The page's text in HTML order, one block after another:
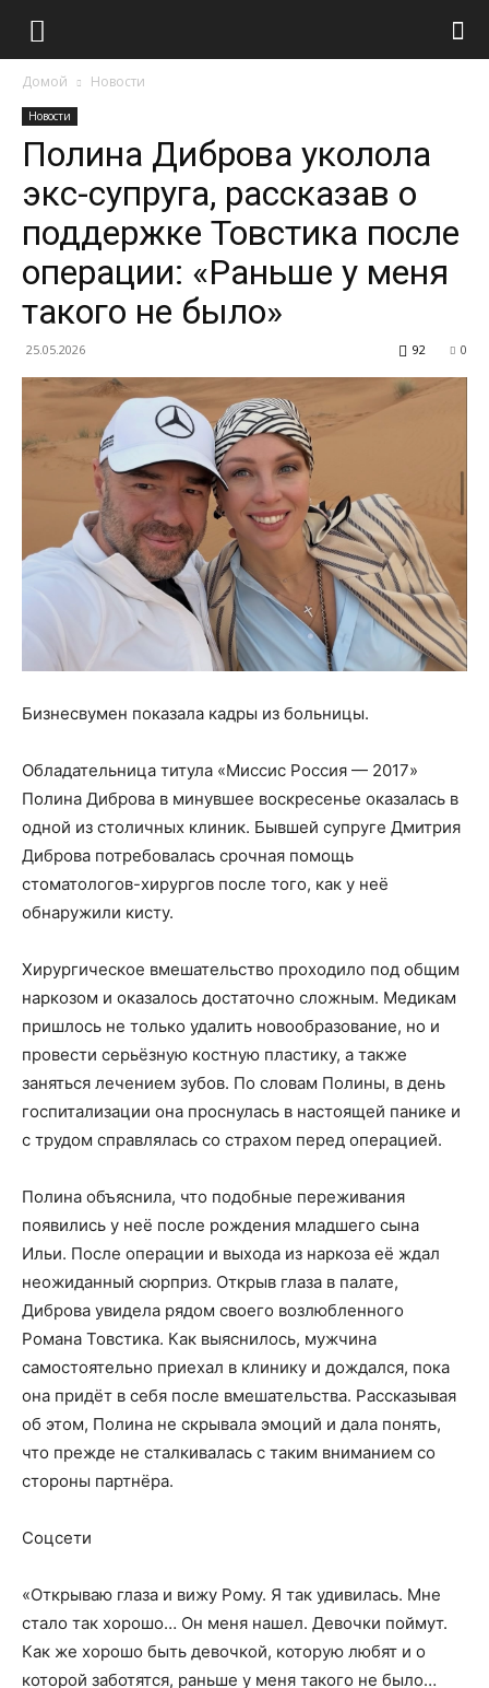
Домой Новости
Новости
Полина Диброва уколола
экс-супруга, рассказав о
поддержке Товстика после
операции: «Раньше у меня
такого не было»
25.05.2026 0
92
Бизнесвумен показала кадры из больницы.
Обладательница титула «Миссис Россия — 2017»
Полина Диброва в минувшее воскресенье оказалась в
одной из столичных клиник. Бывшей супруге Дмитрия
Диброва потребовалась срочная помощь
стоматологов-хирургов после того, как у неё
обнаружили кисту.
Хирургическое вмешательство проходило под общим
наркозом и оказалось достаточно сложным. Медикам
пришлось не только удалить новообразование, но и
провести серьёзную костную пластику, а также
заняться лечением зубов. По словам Полины, в день
госпитализации она проснулась в настоящей панике и
с трудом справлялась со страхом перед операцией.
Полина объяснила, что подобные переживания
появились у неё после рождения младшего сына
Ильи. После операции и выхода из наркоза её ждал
неожиданный сюрприз. Открыв глаза в палате,
Диброва увидела рядом своего возлюбленного
Романа Товстика. Как выяснилось, мужчина
самостоятельно приехал в клинику и дождался, пока
она придёт в себя после вмешательства. Рассказывая
об этом, Полина не скрывала эмоций и дала понять,
что прежде не сталкивалась с таким вниманием со
стороны партнёра.
Соцсети
«Открываю глаза и вижу Рому. Я так удивилась. Мне
стало так хорошо… Он меня нашел. Девочки поймут.
Как же хорошо быть девочкой, которую любят и о
которой заботятся, раньше у меня такого не было…